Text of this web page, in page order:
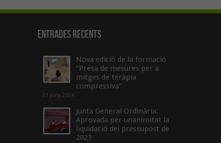
Entrades recents
Nova edició de la formació
“Presa de mesures per a
mitges de teràpia
compressiva”
21 juny 2024
Junta General Ordinària:
Aprovada per unanimitat la
liquidació del pressupost de
2023